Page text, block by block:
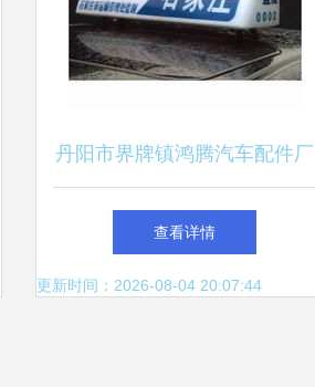
丹阳市界牌镇鸿腾汽车配件厂
主要产品有 出租车广告顶灯
汽车灯具 公交车拉手 地铁公
查看详情
更新时间：2026-08-04 20:07:44